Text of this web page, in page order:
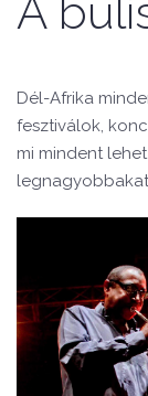
A
Dél-Afrika
fesztiválok,
mi mindent
legnagyobbakat